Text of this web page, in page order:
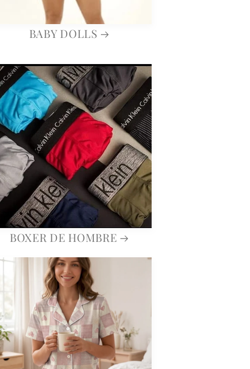
BABY DOLLS
BOXER DE HOMBRE